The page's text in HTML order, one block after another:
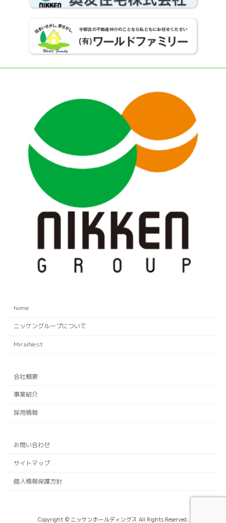
home
ニッケングループについて
MiraiNest
会社概要
事業紹介
採用情報
お問い合わせ
サイトマップ
個人情報保護方針
Copyright © ニッケンホールディングス All Rights Reserved.